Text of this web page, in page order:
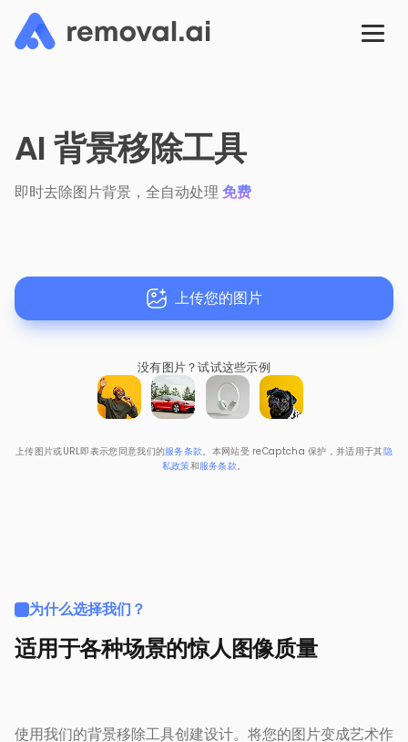
AI 背景移除工具
即时去除图片背景，全自动处理 免费
上传您的图片
没有图片？试试这些示例
上传图片或URL即表示您同意我们的服务条款。本网站受 reCaptcha 保护，并适用于其隐
私政策和服务条款。
为什么选择我们？
适用于各种场景的惊人图像质量
使用我们的背景移除工具创建设计。将您的图片变成艺术作